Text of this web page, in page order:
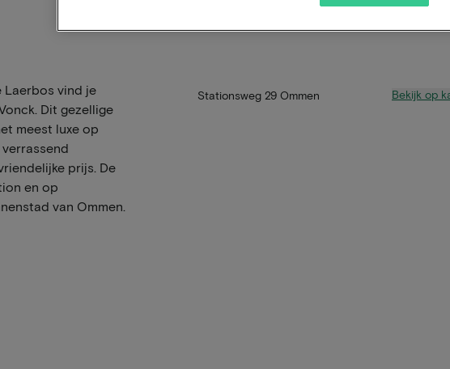
Laerbos vind je
Dit gezellige
meest luxe op
prijs. De
en op
van Ommen.
Stationsweg 29 Ommen Bekijk op